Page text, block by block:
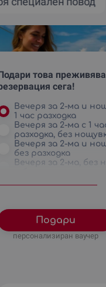
това
сега!
Вечеря за 2-ма и
1 час разходка
Вечеря за 2-ма с 1
разходка, без
Вечеря за 2-ма и
без разходка
Вечеря за 2-ма, без
Подари
персонализиран ваучер